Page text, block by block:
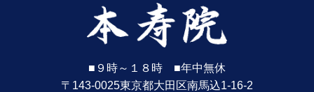
■９時～１８時 ■年中無休
〒143-0025東京都大田区南馬込1-16-2